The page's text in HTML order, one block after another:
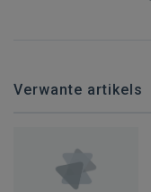
Verwante artikels